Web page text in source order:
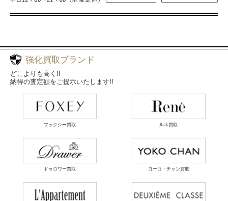
強化買取ブランド
どこよりも高く!!
納得の査定額をご提示いたします!!
フォクシー買取 ルネ買取
ドゥロワー買取 ヨーコ・チャン買取